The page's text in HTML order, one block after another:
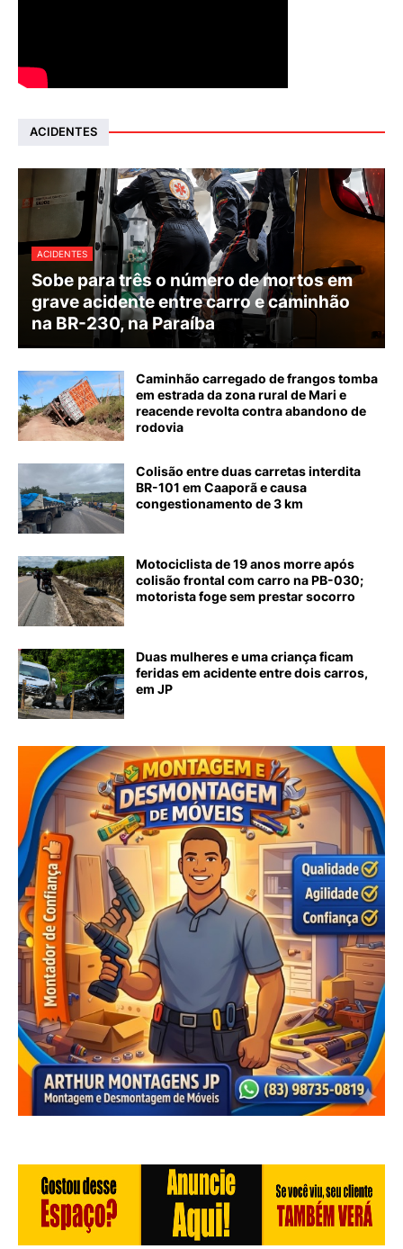
ACIDENTES
ACIDENTES
Sobe para três o número de mortos em
grave acidente entre carro e caminhão
na BR-230, na Paraíba
Caminhão carregado de frangos tomba
em estrada da zona rural de Mari e
reacende revolta contra abandono de
rodovia
Colisão entre duas carretas interdita
BR-101 em Caaporã e causa
congestionamento de 3 km
Motociclista de 19 anos morre após
colisão frontal com carro na PB-030;
motorista foge sem prestar socorro
Duas mulheres e uma criança ficam
feridas em acidente entre dois carros,
em JP